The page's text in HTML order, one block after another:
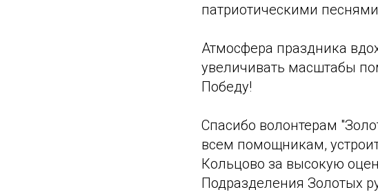
патриотическими
Атмосфера праздника
увеличивать масштабы
Победу!
Спасибо волонтерам
всем помощникам,
Кольцово за высокую
Подразделения Золотых